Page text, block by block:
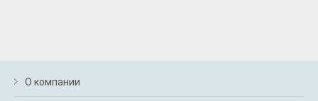
О компании